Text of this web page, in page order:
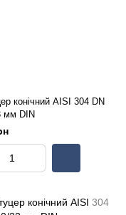
конічний AISI 304 DN
мм DIN